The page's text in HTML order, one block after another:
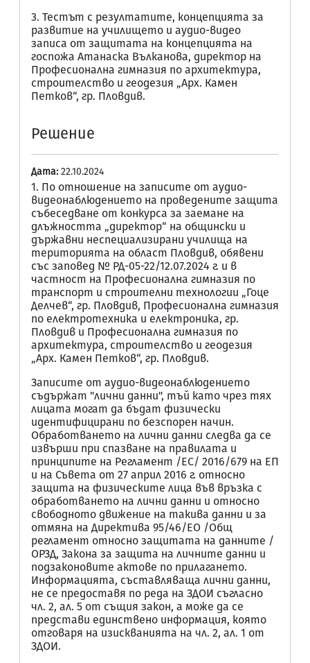
3. Тестът с резултатите, концепцията за
развитие на училището и аудио-видео
записа от защитата на концепцията на
госпожа Атанаска Вълканова, директор на
Професионална гимназия по архитектура,
строителство и геодезия „Арх. Камен
Петков“, гр. Пловдив.
Решение
Дата: 22.10.2024
1. По отношение на записите от аудио-
видеонаблюдението на проведените защита
събеседване от конкурса за заемане на
длъжността „директор“ на общински и
държавни неспециализирани училища на
територията на област Пловдив, обявени
със заповед № РД-05-22/12.07.2024 г. и в
частност на Професионална гимназия по
транспорт и строителни технологии „Гоце
Делчев“, гр. Пловдив, Професионална гимназия
по електротехника и електроника, гр.
Пловдив и Професионална гимназия по
архитектура, строителство и геодезия
„Арх. Камен Петков“, гр. Пловдив.
Записите от аудио-видеонаблюдението
съдържат "лични данни", тъй като чрез тях
лицата могат да бъдат физически
идентифицирани по безспорен начин.
Обработването на лични данни следва да се
извърши при спазване на правилата и
принципите на Регламент /ЕС/ 2016/679 на ЕП
и на Съвета от 27 април 2016 г. относно
защита на физическите лица във връзка с
обработването на лични данни и относно
свободното движение на такива данни и за
отмяна на Директива 95/46/ЕО /Общ
регламент относно защитата на данните /
ОРЗД, Закона за защита на личните данни и
подзаконовите актове по прилагането.
Информацията, съставляваща лични данни,
не се предоставя по реда на ЗДОИ съгласно
чл. 2, ал. 5 от същия закон, а може да се
представи единствено информация, която
отговаря на изискванията на чл. 2, ал. 1 от
ЗДОИ.